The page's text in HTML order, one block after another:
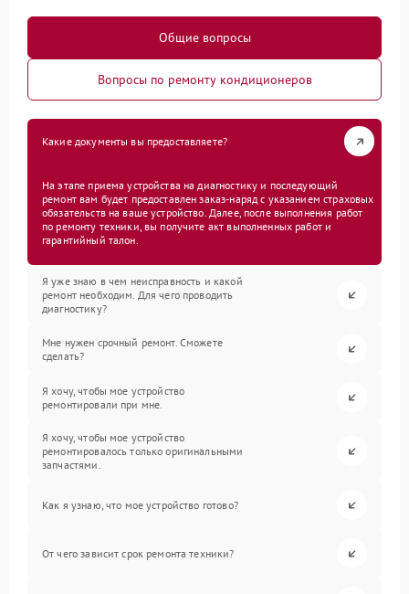
Общие вопросы
Вопросы по ремонту кондиционеров
Какие документы вы предоставляете?
На этапе приема устройства на диагностику и последующий
ремонт вам будет предоставлен заказ-наряд с указанием страховых
обязательств на ваше устройство. Далее, после выполнения работ
по ремонту техники, вы получите акт выполненных работ и
гарантийный талон.
Я уже знаю в чем неисправность и какой
ремонт необходим. Для чего проводить
диагностику?
Мне нужен срочный ремонт. Сможете
сделать?
Я хочу, чтобы мое устройство
ремонтировали при мне.
Я хочу, чтобы мое устройство
ремонтировалось только оригинальными
запчастями.
Как я узнаю, что мое устройство готово?
От чего зависит срок ремонта техники?